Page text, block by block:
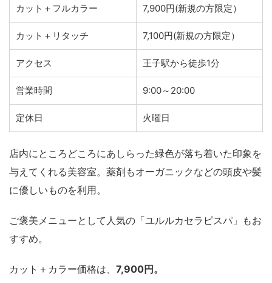
カット＋フルカラー 7,900円(新規の方限定）
カット＋リタッチ 7,100円(新規の方限定）
アクセス 王子駅から徒歩1分
営業時間 9:00～20:00
定休日 火曜日
店内にところどころにあしらった緑色が落ち着いた印象を
与えてくれる美容室。薬剤もオーガニックなどの頭皮や髪
に優しいものを利用。
ご褒美メニューとして人気の「ユルルカセラピスパ」もお
すすめ。
カット＋カラー価格は、 7,900円。